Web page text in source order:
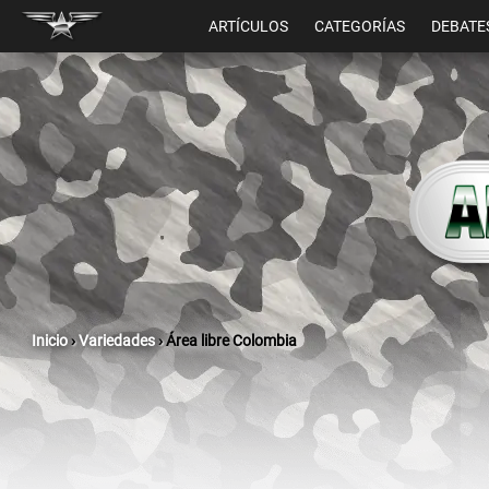
ARTÍCULOS CATEGORÍAS
Inicio›Variedades›Área libre Colombia